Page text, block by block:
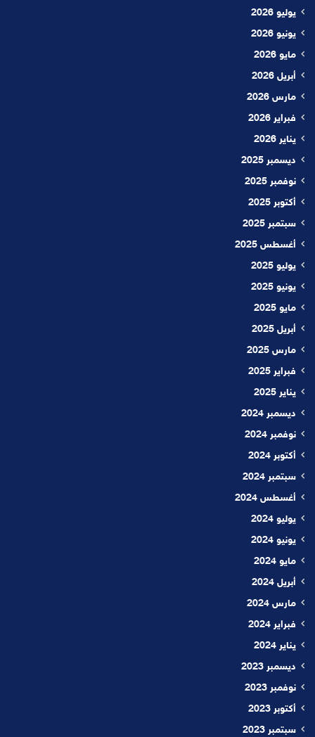
يوليو 2026
يونيو 2026
مايو 2026
أبريل 2026
مارس 2026
فبراير 2026
يناير 2026
ديسمبر 2025
نوفمبر 2025
أكتوبر 2025
سبتمبر 2025
أغسطس 2025
يوليو 2025
يونيو 2025
مايو 2025
أبريل 2025
مارس 2025
فبراير 2025
يناير 2025
ديسمبر 2024
نوفمبر 2024
أكتوبر 2024
سبتمبر 2024
أغسطس 2024
يوليو 2024
يونيو 2024
مايو 2024
أبريل 2024
مارس 2024
فبراير 2024
يناير 2024
ديسمبر 2023
نوفمبر 2023
أكتوبر 2023
سبتمبر 2023